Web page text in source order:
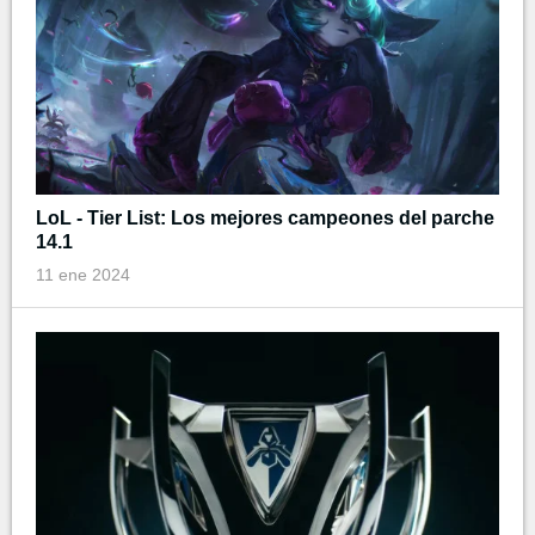
LoL - Tier List: Los mejores campeones del parche
14.1
11 ene 2024